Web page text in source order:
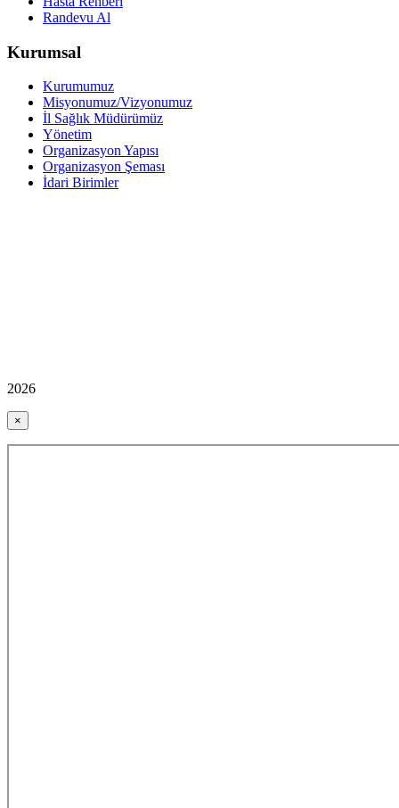
Randevu Al
Kurumsal
Kurumumuz
Misyonumuz/Vizyonumuz
İl Sağlık Müdürümüz
Yönetim
Organizasyon Yapısı
Organizasyon Şeması
İdari Birimler
2026
×